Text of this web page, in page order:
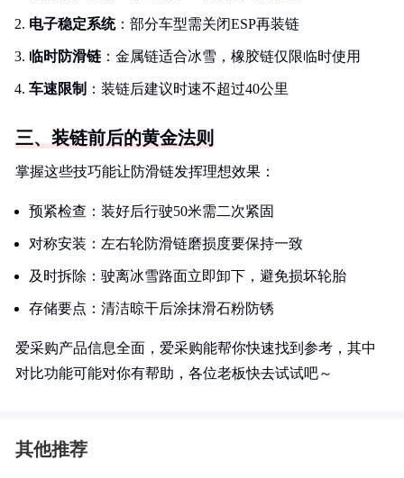
电子稳定系统：部分车型需关闭ESP再装链
临时防滑链 ：金属链适合冰雪，橡胶链仅限临时使用
车速限制 ：装链后建议时速不超过40公里
三、装链前后的黄金法则
掌握这些技巧能让防滑链发挥理想效果：
预紧检查：装好后行驶50米需二次紧固
对称安装：左右轮防滑链磨损度要保持一致
及时拆除：驶离冰雪路面立即卸下，避免损坏轮胎
存储要点：清洁晾干后涂抹滑石粉防锈
爱采购产品信息全面，爱采购能帮你快速找到参考，其中
对比功能可能对你有帮助，各位老板快去试试吧～
其他推荐